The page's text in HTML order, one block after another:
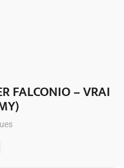
FALCONIO – VRAI